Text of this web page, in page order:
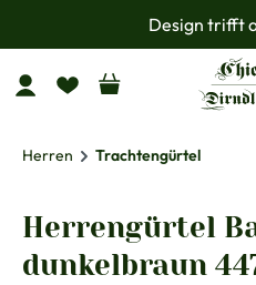
Zum Hauptinhalt springen
Design trifft
Herren Trachtengürtel
Herrengürtel
dunkelbraun